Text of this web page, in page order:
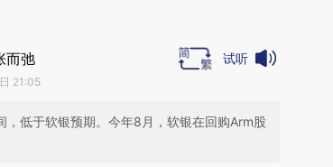
而弛
21:05
试听
低于软银预期。今年8月，软银在回购Arm股